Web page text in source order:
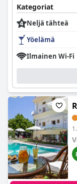
Kategoriat
Neljä tähteä
Yöelämä
Ilmainen Wi-Fi